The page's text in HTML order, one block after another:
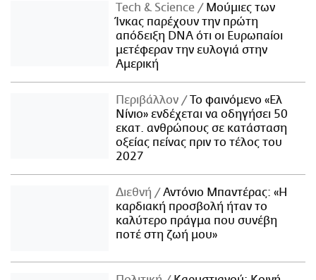
Τech & Science
Μούμιες των
Ίνκας παρέχουν την πρώτη
απόδειξη DNA ότι οι Ευρωπαίοι
μετέφεραν την ευλογιά στην
Αμερική
Περιβάλλον
Το φαινόμενο «Ελ
Νίνιο» ενδέχεται να οδηγήσει 50
εκατ. ανθρώπους σε κατάσταση
οξείας πείνας πριν το τέλος του
2027
Διεθνή
Αντόνιο Μπαντέρας: «Η
καρδιακή προσβολή ήταν το
καλύτερο πράγμα που συνέβη
ποτέ στη ζωή μου»